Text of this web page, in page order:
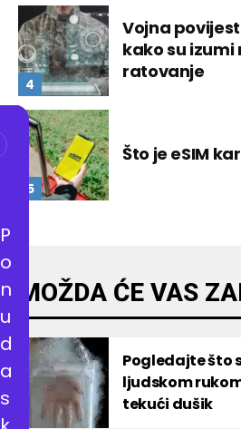
Vojna
kako su
ratovanje
Što je eSIM
MOŽDA ĆE VAS
Pogledajte što
ljudskom
tekući dušik
P
o
n
u
d
a
s